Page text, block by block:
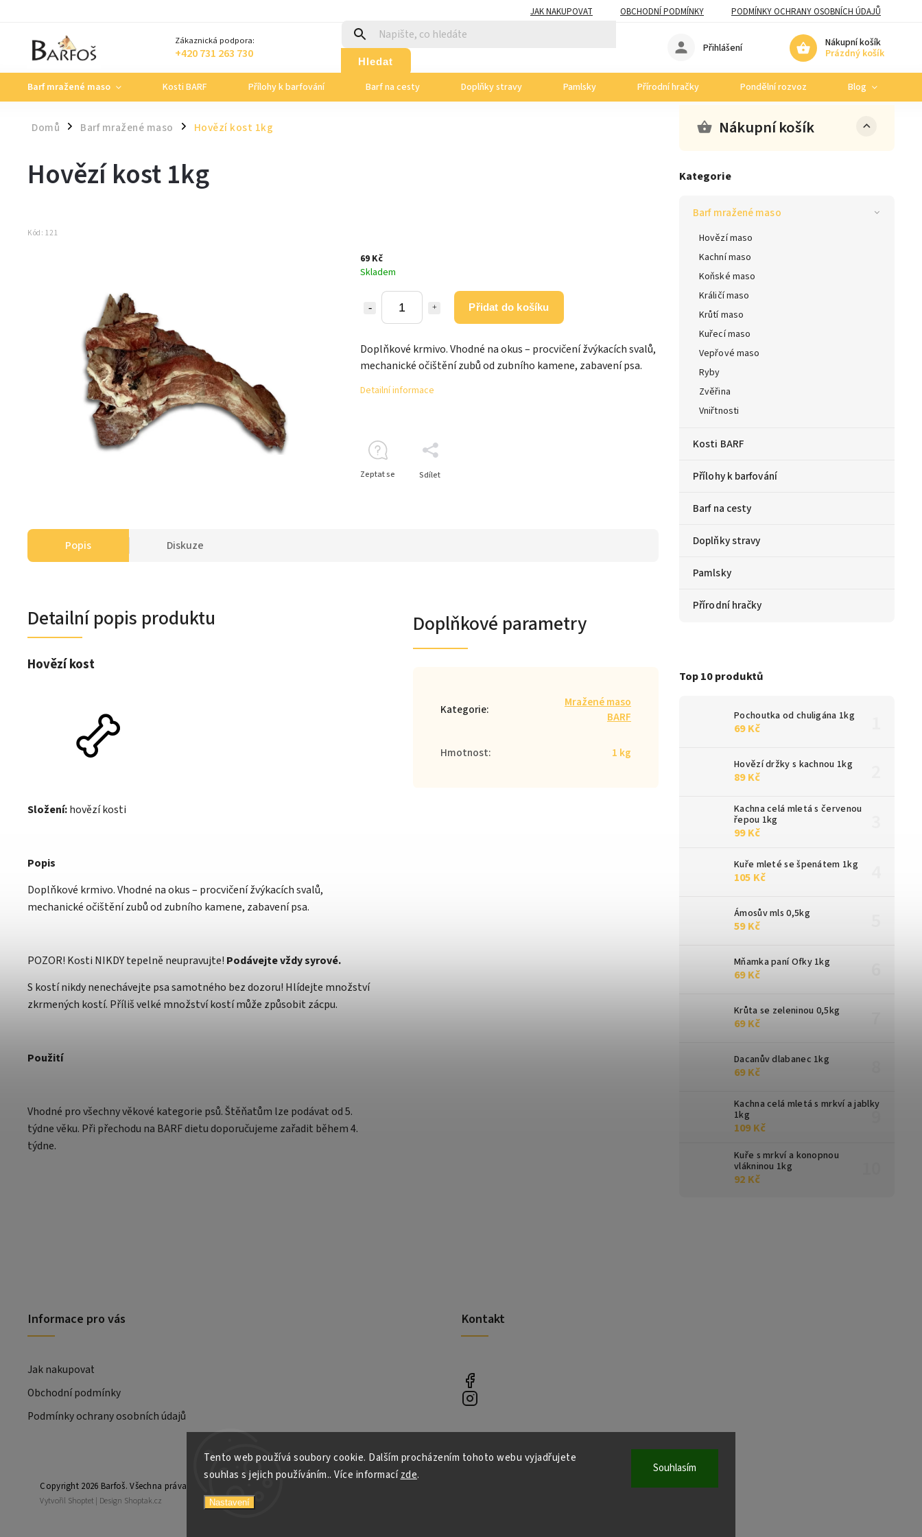
Tento web používá soubory cookie. Dalším procházením tohoto webu vyjadřujete
souhlas s jejich používáním.. Více informacízde.
Nastavení
Souhlasím
JAK NAKUPOVAT OBCHODNÍ PODMÍNKY PODMÍNKY OCHRANY OSOBNÍCH ÚDAJŮ
Zákaznická podpora:
+420 731 263 730 Hledat
Nákupní košík
Prázdný košík
Přihlášení
Barf mražené maso Kosti BARF Přílohy k barfování Barf na cesty Doplňky stravy Pamlsky Přírodní hračky Pondělní rozvoz Blog
Domů / Barf mražené maso / Hovězí kost 1kg Nákupní košík
Kategorie
Barf mražené maso
Hovězí maso
Kachní maso
Koňské maso
Králičí maso
Krůtí maso
Kuřecí maso
Vepřové maso
Ryby
Zvěřina
Vniřtnosti
Kosti BARF
Přílohy k barfování
Barf na cesty
Doplňky stravy
Pamlsky
Přírodní hračky
Top 10 produktů
Pochoutka od chuligána 1kg
69 Kč
Hovězí držky s kachnou 1kg
89 Kč
Kachna celá mletá s červenou
řepou 1kg
99 Kč
Kuře mleté se špenátem 1kg
105 Kč
Ámosův mls 0,5kg
59 Kč
Mňamka paní Ofky 1kg
69 Kč
Krůta se zeleninou 0,5kg
69 Kč
Dacanův dlabanec 1kg
69 Kč
Kachna celá mletá s mrkví a jablky
1kg
109 Kč
Kuře s mrkví a konopnou
vlákninou 1kg
92 Kč
Hovězí kost 1kg
Kód: 121
69 Kč
Skladem
Přidat do košíku
Doplňkové krmivo. Vhodné na okus – procvičení žvýkacích svalů,
mechanické očištění zubů od zubního kamene, zabavení psa.
Detailní informace
Zeptat se Sdílet
Popis Diskuze
Detailní popis produktu
Hovězí kost
Složení:hovězí kosti
Popis
Doplňkové krmivo. Vhodné na okus – procvičení žvýkacích svalů,
mechanické očištění zubů od zubního kamene, zabavení psa.
POZOR! Kosti NIKDY tepelně neupravujte! Podávejte vždy syrové.
S kostí nikdy nenechávejte psa samotného bez dozoru! Hlídejte množství
zkrmených kostí. Příliš velké množství kostí může způsobit zácpu.
Použití
Vhodné pro všechny věkové kategorie psů. Štěňatům lze podávat od 5.
týdne věku. Při přechodu na BARF dietu doporučujeme zařadit během 4.
týdne.
Doplňkové parametry
Kategorie:
Mražené maso
BARF
Hmotnost: 1 kg
Informace pro vás
Jak nakupovat
Obchodní podmínky
Podmínky ochrany osobních údajů
Kontakt
Copyright 2026 Barfoš. Všechna práva vyhrazena.
Vytvořil Shoptet | Design Shoptak.cz